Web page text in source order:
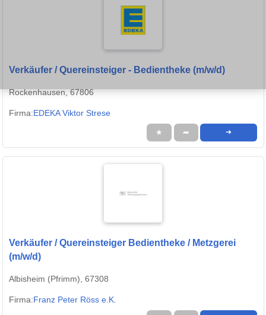
Verkäufer / Quereinsteiger - Bedientheke (m/w/d)
Rockenhausen, 67806
Firma:EDEKA Viktor Strese
★ ➦ ➜
Verkäufer / Quereinsteiger Bedientheke / Metzgerei
(m/w/d)
Albisheim (Pfrimm), 67308
Firma:Franz Peter Röss e.K.